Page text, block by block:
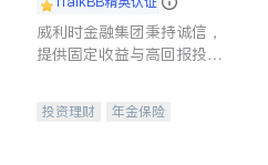
威利时金融集团秉持诚信，
提供固定收益与高回报投资
合，助力客户实现目标
投资理财
年金保险